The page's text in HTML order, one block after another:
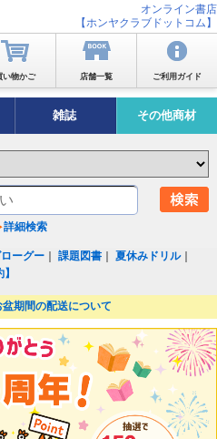
オンライン書店
【ホンヤクラブドットコム】
い物かご 店舗一覧 ご利用ガイド
雑誌 その他商材
詳細検索
ーグー ｜課題図書 ｜夏休みドリル｜
盆期間の配送について